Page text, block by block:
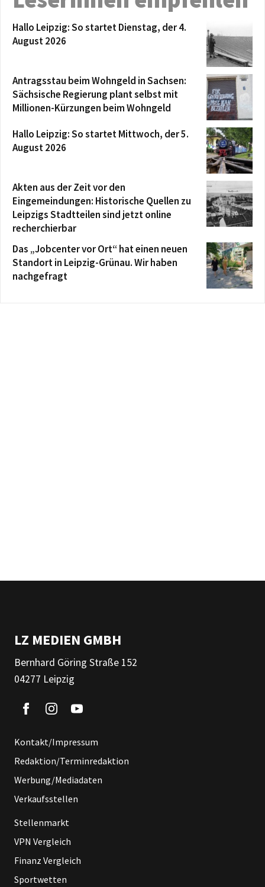
Hallo Leipzig: So startet Dienstag, der 4.
August 2026
Antragsstau beim Wohngeld in Sachsen:
Sächsische Regierung plant selbst mit
Millionen-Kürzungen beim Wohngeld
Hallo Leipzig: So startet Mittwoch, der 5.
August 2026
Akten aus der Zeit vor den
Eingemeindungen: Historische Quellen zu
Leipzigs Stadtteilen sind jetzt online
recherchierbar
Das „Jobcenter vor Ort“ hat einen neuen
Standort in Leipzig-Grünau. Wir haben
nachgefragt
LZ MEDIEN GMBH
Bernhard Göring Straße 152
04277 Leipzig
Kontakt/Impressum
Redaktion/Terminredaktion
Werbung/Mediadaten
Verkaufsstellen
Stellenmarkt
VPN Vergleich
Finanz Vergleich
Sportwetten